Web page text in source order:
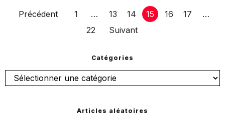
Précédent 1 … 13 14 15 16 17
…
22
Suivant
Catégories
Articles aléatoires